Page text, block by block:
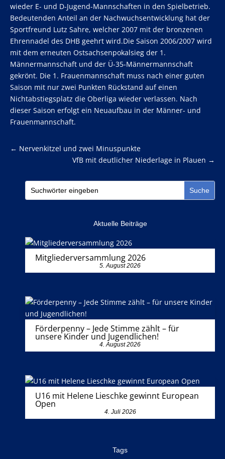
wieder E- und D-Jugend-Mannschaften in den Spielbetrieb.
Bedeutenden Anteil an der Nachwuchsentwicklung hat der
Sportfreund Lutz Sahre, welcher 2007 mit der bronzenen
Ehrennadel des DHB geehrt wird.Die Saison 2006/2007 wird
mit dem erneuten Ostsachsenpokalsieg der 1.
Männermannschaft und der Ü-35-Männermannschaft
gekrönt. Die 1. Frauenmannschaft muss nach einer guten
Saison mit nur zwei Punkten Rückstand auf einen
Nichtabstiegsplatz die Oberliga wieder verlassen. Nach
dieser Saison erfolgt ein Neuaufbau in der Männer- und
Frauenmannschaft.
← Nervenkitzel und zwei Minuspunkte
VfB mit deutlicher Niederlage in Plauen →
Aktuelle Beiträge
Mitgliederversammlung 2026
5. August 2026
Förderpenny – Jede Stimme zählt – für
unsere Kinder und Jugendlichen!
4. August 2026
U16 mit Helene Lieschke gewinnt European
Open
4. Juli 2026
Tags